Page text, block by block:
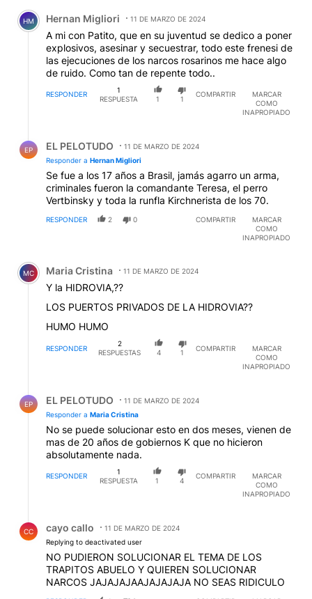
Comentario de Hernan Migliori.
HM Hernan Migliori 11 DE MARZO DE 2024
A mi con Patito, que en su juventud se dedico a poner
explosivos, asesinar y secuestrar, todo este frenesi de
las ejecuciones de los narcos rosarinos me hace algo
de ruido. Como tan de repente todo..
RESPONDER
1
RESPUESTA
1 1
COMPARTIR
MARCAR
COMO
INAPROPIADO
EP EL PELOTUDO
11 DE MARZO DE 2024
Responder a Hernan Migliori
Se fue a los 17 años a Brasil, jamás agarro un arma,
criminales fueron la comandante Teresa, el perro
Vertbinsky y toda la runfla Kirchnerista de los 70.
RESPONDER 2 0 COMPARTIR
MARCAR
COMO
INAPROPIADO
Comentario de Maria Cristina.
MC Maria Cristina 11 DE MARZO DE 2024
Y la HIDROVIA,??
LOS PUERTOS PRIVADOS DE LA HIDROVIA??
HUMO HUMO
RESPONDER
2
RESPUESTAS
4 1
COMPARTIR
MARCAR
COMO
INAPROPIADO
EP EL PELOTUDO
11 DE MARZO DE 2024
Responder a Maria Cristina
No se puede solucionar esto en dos meses, vienen de
mas de 20 años de gobiernos K que no hicieron
absolutamente nada.
RESPONDER
1
RESPUESTA
1 4
COMPARTIR
MARCAR
COMO
INAPROPIADO
CC cayo callo
11 DE MARZO DE 2024
Replying to deactivated user
NO PUDIERON SOLUCIONAR EL TEMA DE LOS
TRAPITOS ABUELO Y QUIEREN SOLUCIONAR
NARCOS JAJAJAJAAJAJAJAJA NO SEAS RIDICULO